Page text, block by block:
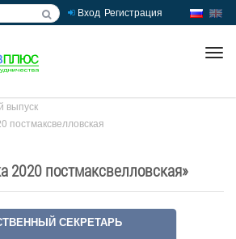
Вход Регистрация
выпуск
постмаксвелловская
2020 постмаксвелловская»
СЕКРЕТАРЬ